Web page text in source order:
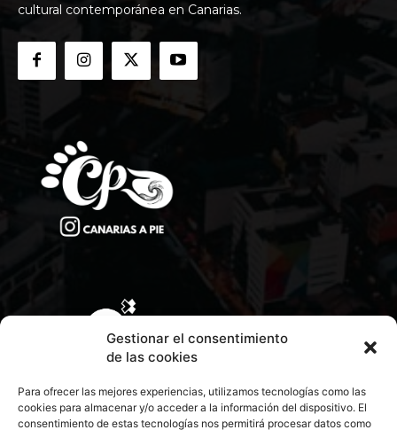
Gestionar el consentimiento
de las cookies
Para ofrecer las mejores experiencias, utilizamos tecnologías como las
cookies para almacenar y/o acceder a la información del dispositivo. El
consentimiento de estas tecnologías nos permitirá procesar datos como
cultural contemporánea en Canarias.